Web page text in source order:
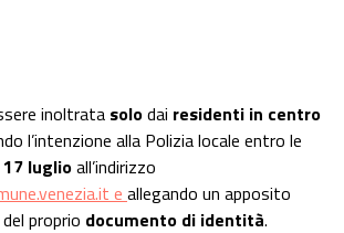
inoltrata solodai residenti in centro
l’intenzione alla Polizia locale entro le
luglioall’indirizzo
e allegando un apposito
proprio documento di identità.